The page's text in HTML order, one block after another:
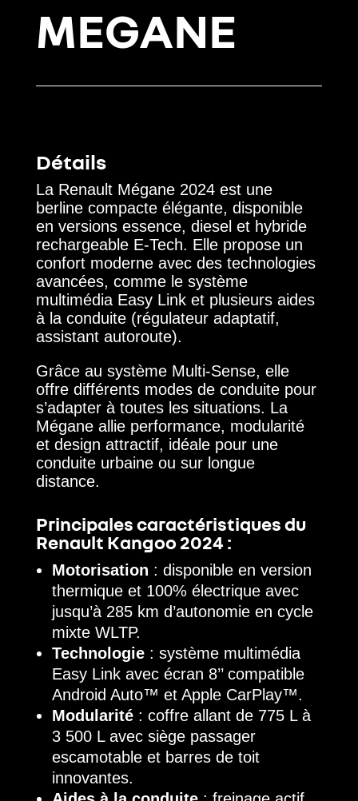
MEGANE
Détails
La Renault Mégane 2024 est une
berline compacte élégante, disponible
en versions essence, diesel et hybride
rechargeable E-Tech. Elle propose un
confort moderne avec des technologies
avancées, comme le système
multimédia Easy Link et plusieurs aides
à la conduite (régulateur adaptatif,
assistant autoroute).
Grâce au système Multi-Sense, elle
offre différents modes de conduite pour
s’adapter à toutes les situations. La
Mégane allie performance, modularité
et design attractif, idéale pour une
conduite urbaine ou sur longue
distance.
Principales caractéristiques du
Renault Kangoo 2024 :
Motorisation : disponible en version
thermique et 100% électrique avec
jusqu’à 285 km d’autonomie en cycle
mixte WLTP.
Technologie: système multimédia
Easy Link avec écran 8’’ compatible
Android Auto™ et Apple CarPlay™.
Modularité: coffre allant de 775 L à
3 500 L avec siège passager
escamotable et barres de toit
innovantes.